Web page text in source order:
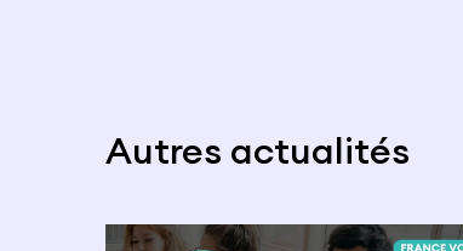
Autres actualités